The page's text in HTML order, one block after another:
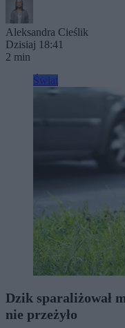
Aleksandra Cieślik
Dzisiaj 18:41
2 min
Dzik sparaliżował
nie przeżyło